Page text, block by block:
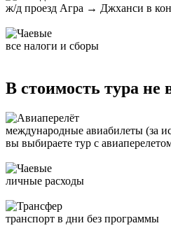
ж/д проезд Агра → Джханси в
все налоги и сборы
В стоимость тура не
международные авиабилеты (за
вы выбираете тур с
личные расходы
транспорт в дни без программы